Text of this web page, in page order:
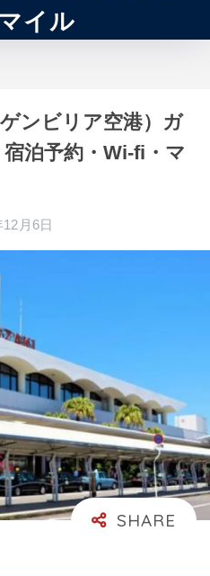
イル
ンビリア空港）ガ
泊予約・Wi-fi・マ
月6日